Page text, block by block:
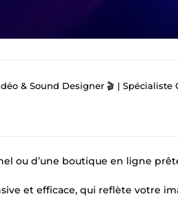
& Sound Designer 🎬 |
ou d’une boutique en ligne
et efficace, qui reflète votre